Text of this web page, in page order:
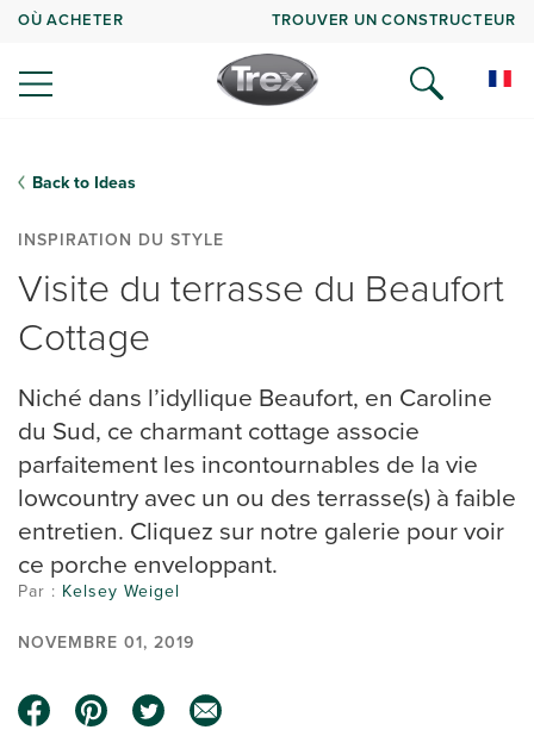
OÙ ACHETER TROUVER UN CONSTRUCTEUR
Back to Ideas
INSPIRATION DU STYLE
Visite du terrasse du Beaufort
Cottage
Niché dans l’idyllique Beaufort, en Caroline
du Sud, ce charmant cottage associe
parfaitement les incontournables de la vie
lowcountry avec un ou des terrasse(s) à faible
entretien. Cliquez sur notre galerie pour voir
ce porche enveloppant.
Par : Kelsey Weigel
NOVEMBRE 01, 2019